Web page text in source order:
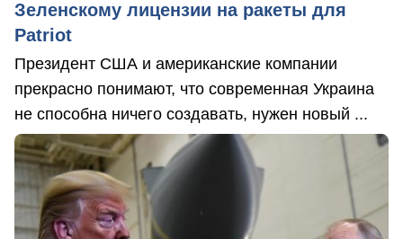
Зеленскому лицензии на ракеты для
Patriot
Президент США и американские компании
прекрасно понимают, что современная Украина
не способна ничего создавать, нужен новый ...